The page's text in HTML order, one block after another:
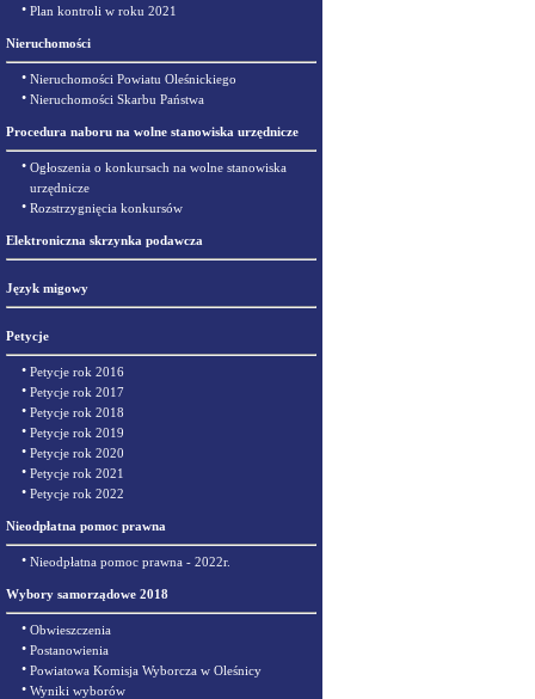
• Plan kontroli w roku 2021
Nieruchomości
• Nieruchomości Powiatu Oleśnickiego
• Nieruchomości Skarbu Państwa
Procedura naboru na wolne stanowiska urzędnicze
• Ogłoszenia o konkursach na wolne stanowiska
urzędnicze
• Rozstrzygnięcia konkursów
Elektroniczna skrzynka podawcza
Język migowy
Petycje
• Petycje rok 2016
• Petycje rok 2017
• Petycje rok 2018
• Petycje rok 2019
• Petycje rok 2020
• Petycje rok 2021
• Petycje rok 2022
Nieodpłatna pomoc prawna
• Nieodpłatna pomoc prawna - 2022r.
Wybory samorządowe 2018
• Obwieszczenia
• Postanowienia
• Powiatowa Komisja Wyborcza w Oleśnicy
• Wyniki wyborów